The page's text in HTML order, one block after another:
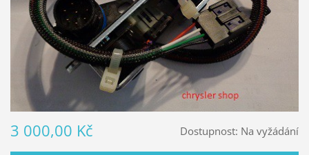
Dostupnost: Na vyžádání
3 000,00 Kč